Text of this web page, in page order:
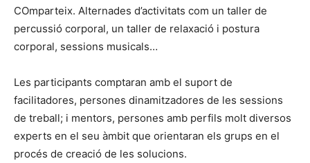
COmparteix. Alternades d’activitats com un taller de
percussió corporal, un taller de relaxació i postura
corporal, sessions musicals…
Les participants comptaran amb el suport de
facilitadores, persones dinamitzadores de les sessions
de treball; i mentors, persones amb perfils molt diversos
experts en el seu àmbit que orientaran els grups en el
procés de creació de les solucions.